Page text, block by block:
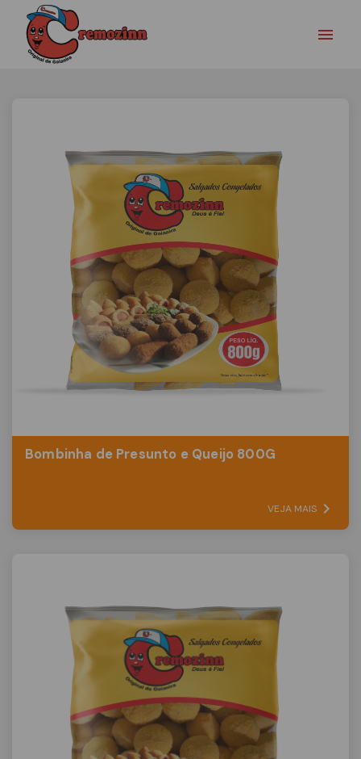
Bombinha de Presunto e Queijo 800G
VEJA MAIS